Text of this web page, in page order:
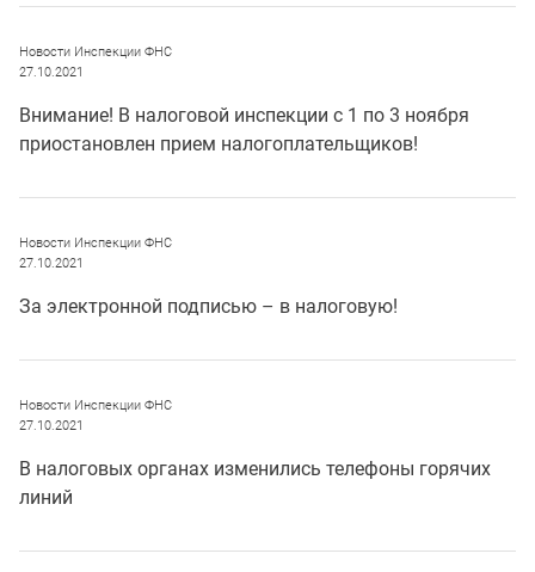
Новости Инспекции ФНС
27.10.2021
Внимание! В налоговой инспекции с 1 по 3 ноября
приостановлен прием налогоплательщиков!
Новости Инспекции ФНС
27.10.2021
За электронной подписью – в налоговую!
Новости Инспекции ФНС
27.10.2021
В налоговых органах изменились телефоны горячих
линий